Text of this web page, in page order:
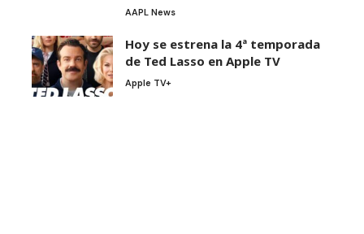
AAPL News
Hoy se estrena la 4ª temporada
de Ted Lasso en Apple TV
Apple TV+